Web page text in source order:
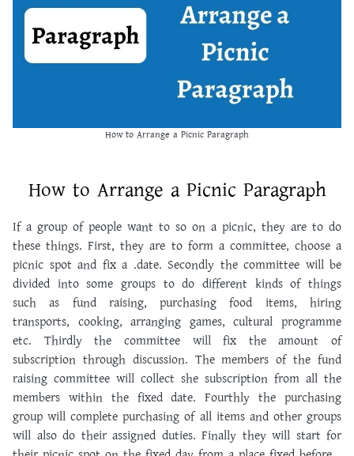
How to Arrange a Picnic Paragraph
How to Arrange a Picnic Paragraph
If a group of people want to so on a picnic, they are to do
these things. First, they are to form a committee, choose a
picnic spot and fix a .date. Secondly the committee will be
divided into some groups to do different kinds of things
such as fund raising, purchasing food items, hiring
transports, cooking, arranging games, cultural programme
etc. Thirdly the committee will fix the amount of
subscription through discussion. The members of the fund
raising committee will collect she subscription from all the
members within the fixed date. Fourthly the purchasing
group will complete purchasing of all items and other groups
will also do their assigned duties. Finally they will start for